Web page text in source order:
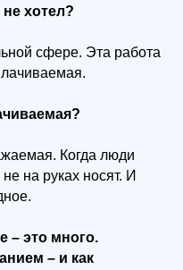
хотел?
сфере. Эта работа
Когда люди
на руках носят. И
– это много.
– и как